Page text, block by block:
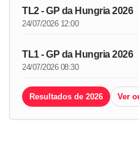
TL2 - GP da Hungria 2026
24/07/2026 12:00
TL1 - GP da Hungria 2026
24/07/2026 08:30
Resultados de 2026 Ver